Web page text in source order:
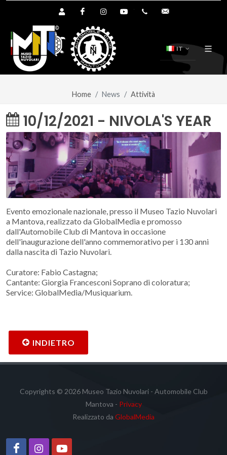
Area Utente Shop
FacebookInstagramYouTube+39.0376.894391
IT
Home News Attività
10/12/2021 - NIVOLA'S YEAR
Evento emozionale nazionale, presso il Museo Tazio Nuvolari
a Mantova, realizzato da GlobalMedia e promosso
dall'Automobile Club di Mantova in occasione
dell'inaugurazione dell'anno commemorativo per i 130 anni
dalla nascita di Tazio Nuvolari.
Curatore: Fabio Castagna;
Cantante: Giorgia Francesconi Soprano di coloratura;
Service: GlobalMedia/Musiquarium.
INDIETRO
Copyrights © 2026 Museo Tazio Nuvolari - Automobile Club
Mantova - Privacy
Realizzato da GlobalMedia